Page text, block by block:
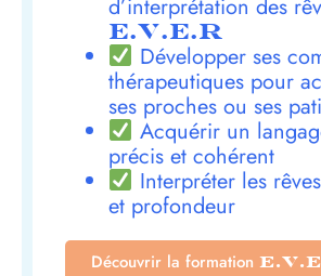
d’interprétation des
E.V.E.R
Développer ses
thérapeutiques pour
ses proches ou ses
Acquérir un
précis et cohérent
Interpréter les
et profondeur
Découvrir la formation